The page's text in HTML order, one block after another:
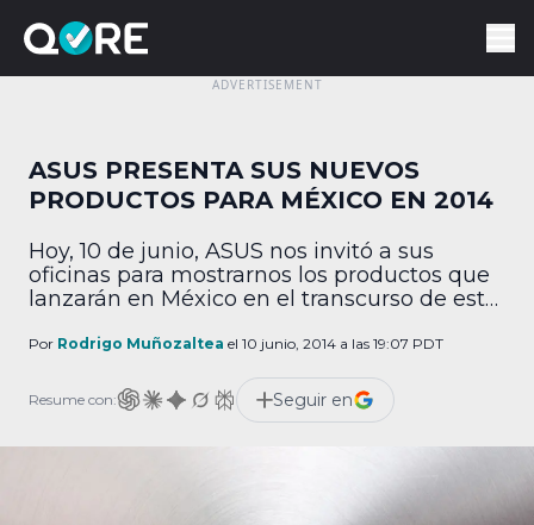
ASUS PRESENTA SUS NUEVOS
PRODUCTOS PARA MÉXICO EN 2014
Hoy, 10 de junio, ASUS nos invitó a sus
oficinas para mostrarnos los productos que
lanzarán en México en el transcurso de este
Van Hsiao, director general de ASUS en
Intel, también en México, nos hicieron saber
que ambas […]
Por Rodrigo Muñozaltea el 10 junio, 2014 a las 19:07 PDT
Resume con: Seguir en